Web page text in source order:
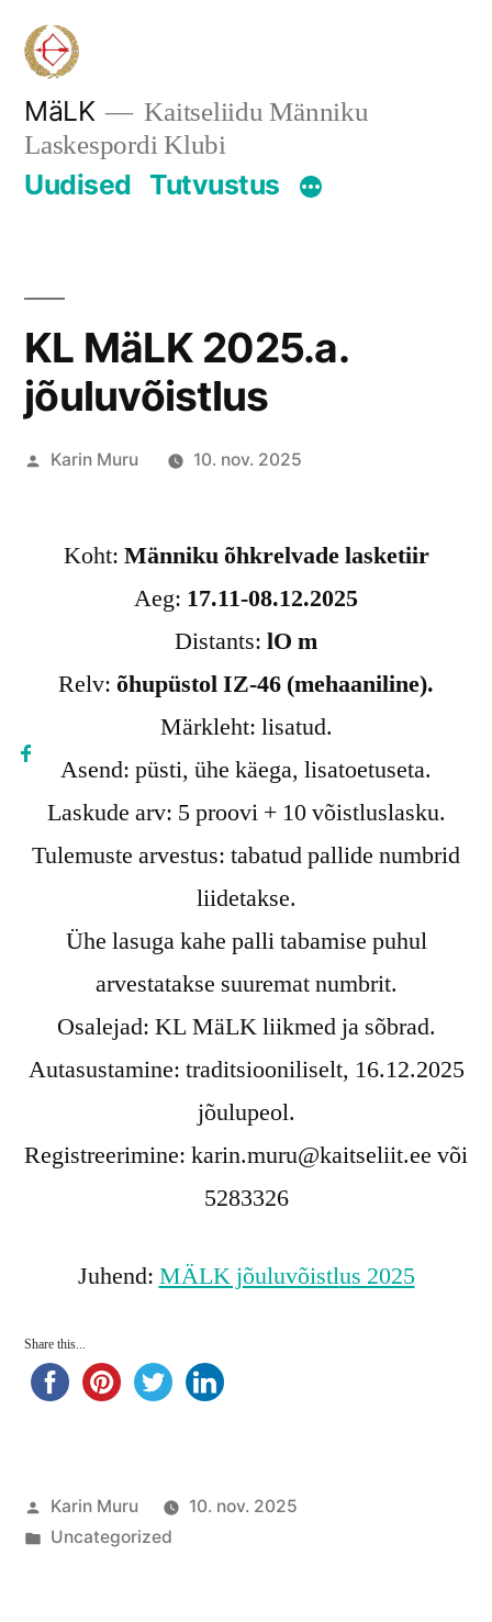
Skip
content
MäLK
Kaitseliidu Männiku
Laskespordi Klubi
Uudised Tutvustus
KL MäLK 2025.a.
jõuluvõistlus
Posted
Karin Muru 10. nov. 2025
Koht: Männiku õhkrelvade lasketiir
Aeg: 17.11-08.12.2025
Distants: lO m
Relv: õhupüstol IZ-46 (mehaaniline).
Märkleht: lisatud.
Asend: püsti, ühe käega, lisatoetuseta.
Laskude arv: 5 proovi + 10 võistluslasku.
Tulemuste arvestus: tabatud pallide numbrid
liidetakse.
Ühe lasuga kahe palli tabamise puhul
arvestatakse suuremat numbrit.
Osalejad: KL MäLK liikmed ja sõbrad.
Autasustamine: traditsiooniliselt, 16.12.2025
jõulupeol.
Registreerimine: karin.muru@kaitseliit.ee või
5283326
Juhend: MÄLK jõuluvõistlus 2025
Share this...
Posted
by
Karin Muru
10. nov. 2025
Posted
Uncategorized